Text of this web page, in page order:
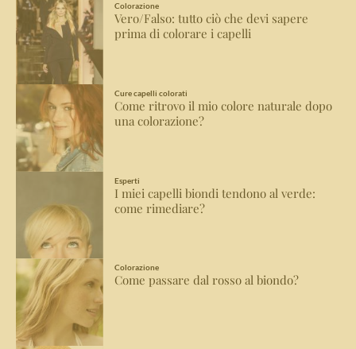
Colorazione
Vero/Falso: tutto ciò che devi sapere
prima di colorare i capelli
Cure capelli colorati
Come ritrovo il mio colore naturale dopo
una colorazione?
Esperti
I miei capelli biondi tendono al verde:
come rimediare?
Colorazione
Come passare dal rosso al biondo?